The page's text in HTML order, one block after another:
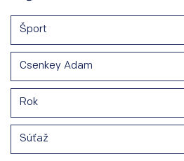
Šport
Csenkey Adam
Rok
Súťaž